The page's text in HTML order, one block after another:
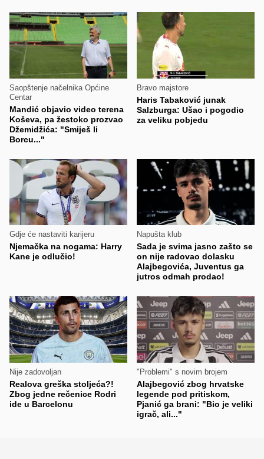
Saopštenje načelnika Općine
Centar
Mandić objavio video terena
Koševa, pa žestoko prozvao
Džemidžića: "Smiješ li
Borcu..."
Bravo majstore
Haris Tabaković junak
Salzburga: Ušao i pogodio
za veliku pobjedu
Gdje će nastaviti karijeru
Njemačka na nogama: Harry
Kane je odlučio!
Napušta klub
Sada je svima jasno zašto se
on nije radovao dolasku
Alajbegovića, Juventus ga
jutros odmah prodao!
Nije zadovoljan
Realova greška stoljeća?!
Zbog jedne rečenice Rodri
ide u Barcelonu
"Problemi" s novim brojem
Alajbegović zbog hrvatske
legende pod pritiskom,
Pjanić ga brani: "Bio je veliki
igrač, ali..."